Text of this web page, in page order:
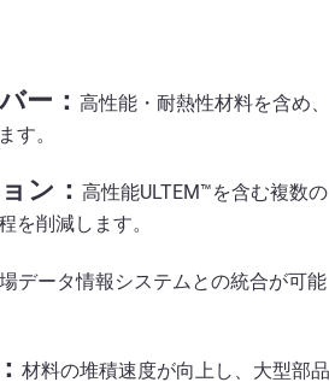
ー： 高性能・耐熱性材料を含め、
す。
ン： 高性能ULTEM™を含む複数の
を削減します。
データ情報システムとの統合が可能
材料の堆積速度が向上し、大型部品